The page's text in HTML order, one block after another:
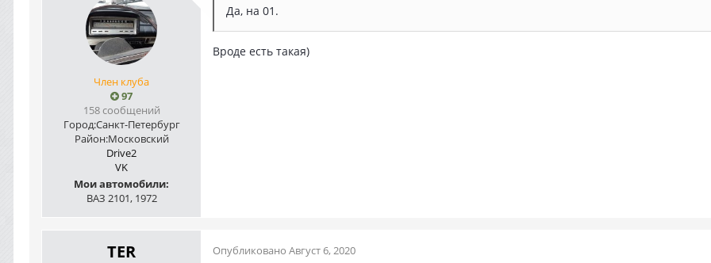
Член клуба
97
158 сообщений
Город:Санкт-Петербург
Район:Московский
Drive2
VK
Мои автомобили:
ВАЗ 2101, 1972
Да, на 01.
Вроде есть такая)
TER Опубликовано Август 6, 2020